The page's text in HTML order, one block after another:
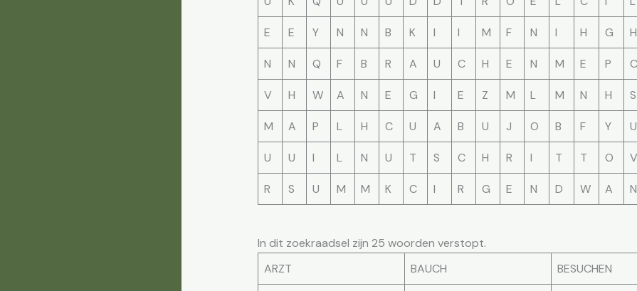
E E Y N N B K I I M F N I H G H
N N Q F B R A U C H E N M E P C
V H W A N E G I E Z M L M N H S
M A P L H C U A B U J O B F Y U
U U I L N U T S C H R I T T O V
R S U M M K C I R G E N D W A N
In dit zoekraadsel zijn 25 woorden verstopt.
ARZT
BAUCH BESUCHEN